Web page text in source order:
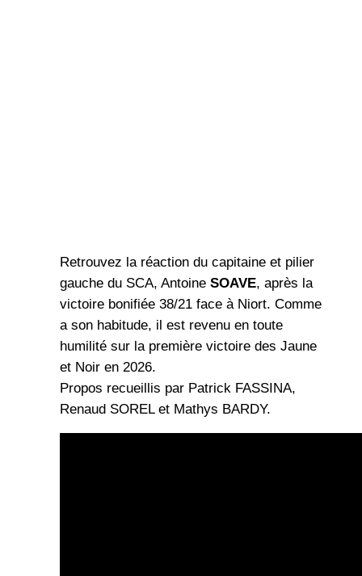
Retrouvez la réaction du capitaine et pilier
gauche du SCA, Antoine SOAVE, après la
victoire bonifiée 38/21 face à Niort. Comme
a son habitude, il est revenu en toute
humilité sur la première victoire des Jaune
et Noir en 2026.
Propos recueillis par Patrick FASSINA,
Renaud SOREL et Mathys BARDY.